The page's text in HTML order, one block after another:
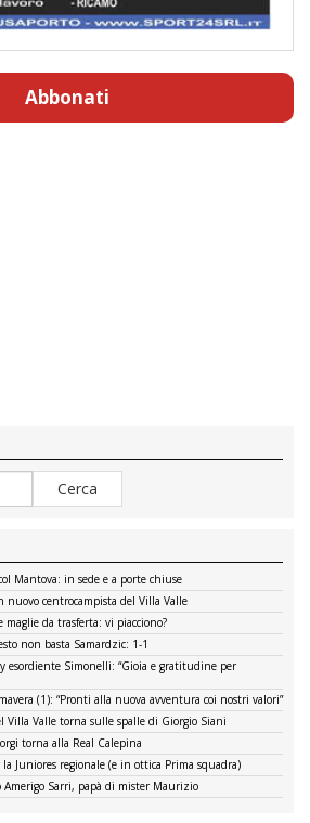
Abbonati
Mantova: in sede e a porte chiuse
nuovo centrocampista del Villa Valle
da trasferta: vi piacciono?
non basta Samardzic: 1-1
esordiente Simonelli: “Gioia e gratitudine per
(1): “Pronti alla nuova avventura coi nostri valori”
Villa Valle torna sulle spalle di Giorgio Siani
torna alla Real Calepina
Juniores regionale (e in ottica Prima squadra)
Sarri, papà di mister Maurizio